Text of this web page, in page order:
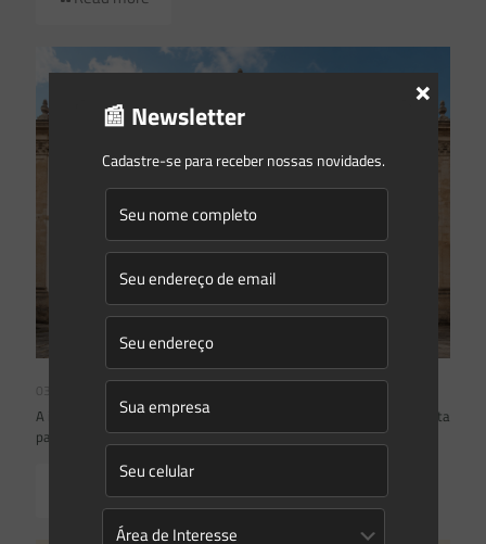
A inclusão de imóvel em inventário de patrimônio cultural não basta
para impor restrições ao direito de propriedade:
Read more
📰 Newsletter
Cadastre-se para receber nossas novidades.
×